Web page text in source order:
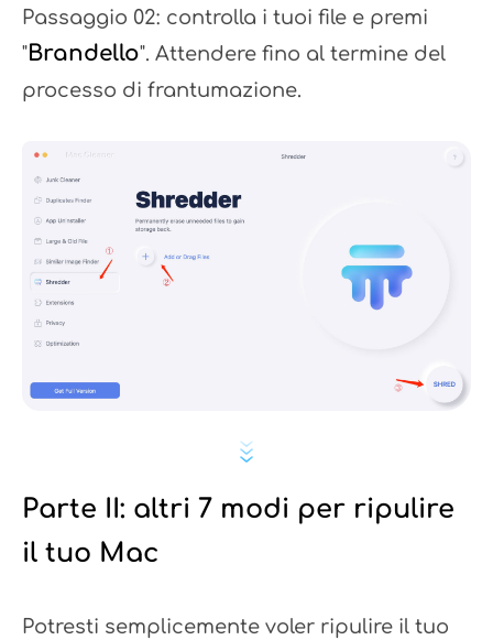
Passaggio 02: controlla i tuoi file e premi
"Brandello". Attendere fino al termine del
processo di frantumazione.
Parte II: altri 7 modi per ripulire
il tuo Mac
Potresti semplicemente voler ripulire il tuo